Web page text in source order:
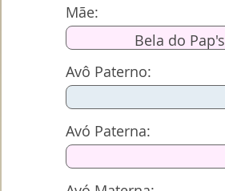
Mãe:
Bela do Pap's
Avô Paterno:
Avó Paterna: